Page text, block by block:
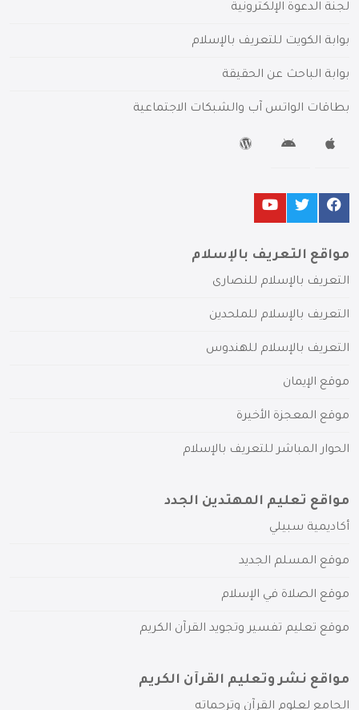
لجنة الدعوة الإلكترونية
بوابة الكويت للتعريف بالإسلام
بوابة الباحث عن الحقيقة
بطاقات الواتس آب والشبكات الاجتماعية
مواقع التعريف بالإسلام
التعريف بالإسلام للنصارى
التعريف بالإسلام للملحدين
التعريف بالإسلام للهندوس
موقع الإيمان
موقع المعجزة الأخيرة
الحوار المباشر للتعريف بالإسلام
مواقع تعليم المهتدين الجدد
أكاديمية سبيلي
موقع المسلم الجديد
موقع الصلاة في الإسلام
موقع تعليم تفسير وتجويد القرآن الكريم
مواقع نشر وتعليم القرآن الكريم
الجامع لعلوم القرآن وترجماته